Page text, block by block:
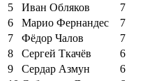
5
Иван Обляков
7
6
Марио Фернандес
7
7
Фёдор Чалов
7
8
Сергей Ткачёв
6
9
Сердар Азмун
6